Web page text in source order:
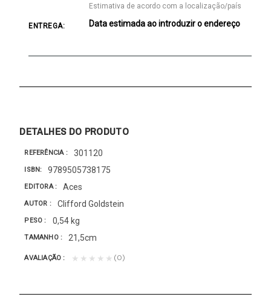
Estimativa de acordo com a localização/país
ENTREGA: Data estimada ao introduzir o endereço
DETALHES DO PRODUTO
REFERÊNCIA 301120
ISBN 9789505738175
EDITORA Aces
AUTOR Clifford Goldstein
PESO 0,54 kg
TAMANHO 21,5cm
AVALIAÇÃO ★★★★★ (0)